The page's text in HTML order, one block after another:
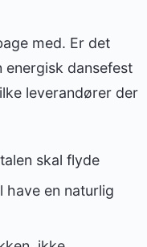
med. Er det
energisk dansefest
leverandører der
skal flyde
en naturlig